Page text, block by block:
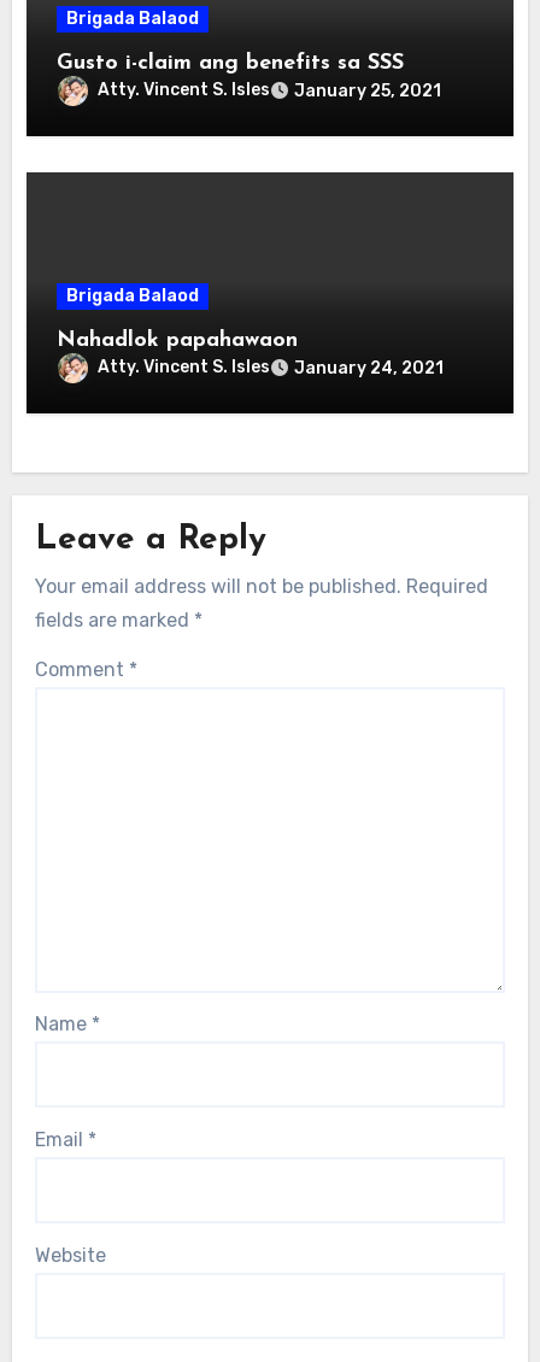
Brigada Balaod
Gusto i-claim ang benefits sa SSS
Atty. Vincent S. Isles January 25, 2021
Brigada Balaod
Nahadlok papahawaon
Atty. Vincent S. Isles January 24, 2021
Leave a Reply
Your email address will not be published. Required
fields are marked *
Comment *
Name *
Email *
Website